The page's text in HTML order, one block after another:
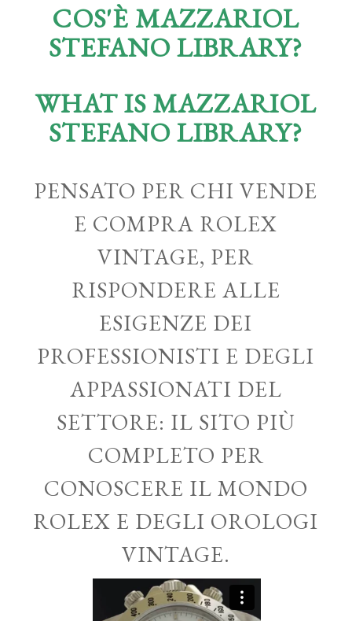
COS'È MAZZARIOL
STEFANO LIBRARY?
WHAT IS MAZZARIOL
STEFANO LIBRARY?
PENSATO PER CHI VENDE
E COMPRA ROLEX
VINTAGE, PER
RISPONDERE ALLE
ESIGENZE DEI
PROFESSIONISTI E DEGLI
APPASSIONATI DEL
SETTORE: IL SITO PIÙ
COMPLETO PER
CONOSCERE IL MONDO
ROLEX E DEGLI OROLOGI
VINTAGE.